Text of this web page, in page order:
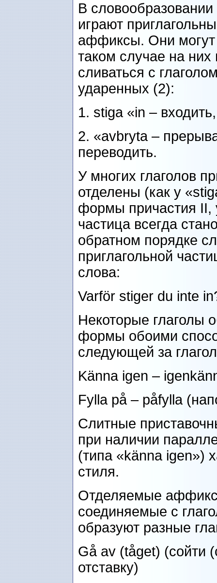
В
играют
аффиксы. Они могут
таком случае на
сливаться с
ударенных (2):
1. stiga «in –
2. «avbryta –
переводить.
У многих глаголов
отделены (как у
формы причастия II,
частица всегда
обратном порядке
приглагольной
слова:
Varför stiger du inte
Некоторые глаголы
формы обоими
следующей за
Känna igen –
Fylla på – påfylla
Слитные
при наличии
(типа «känna igen»)
стиля.
Отделяемые
соединяемые с
образуют разные
Gå av (tåget) (сойти
отставку)